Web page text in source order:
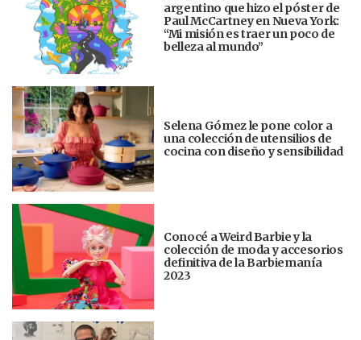
argentino que hizo el póster de
Paul McCartney en Nueva York:
“Mi misión es traer un poco de
belleza al mundo”
Selena Gómez le pone color a
una colección de utensilios de
cocina con diseño y sensibilidad
Conocé a Weird Barbie y la
colección de moda y accesorios
definitiva de la Barbiemanía
2023